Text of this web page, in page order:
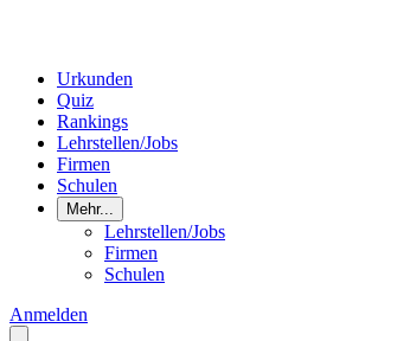
Urkunden
Quiz
Rankings
Lehrstellen/Jobs
Firmen
Schulen
Mehr...
Lehrstellen/Jobs
Firmen
Schulen
Anmelden